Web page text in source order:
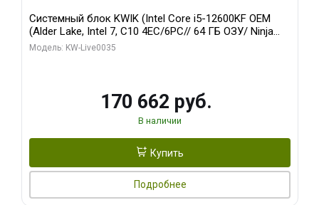
Системный блок KWIK (Intel Core i5-12600KF OEM
(Alder Lake, Intel 7, C10 4EC/6PC// 64 ГБ ОЗУ/ Ninja
Sinotex GTX1650 4GB 128bit GDDR6 DVI DP HDMI 2/
Модель: KW-Live0035
170 662 руб.
В наличии
Купить
Подробнее